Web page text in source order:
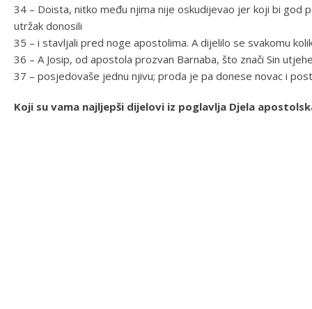
34 – Doista, nitko među njima nije oskudijevao jer koji bi god
utržak donosili
35 – i stavljali pred noge apostolima. A dijelilo se svakomu
36 – A Josip, od apostola prozvan Barnaba, što znači Sin
37 – posjedovaše jednu njivu; proda je pa donese novac i
Koji su vama najljepši dijelovi iz poglavlja Djela